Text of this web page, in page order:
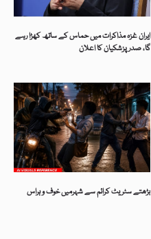
ایران غزہ مذاکرات میں حماس کے ساتھ کھڑا رہے
گا، صدر پزشکیان کا اعلان
بڑھتے سٹریٹ کرائم سے شہرمیں خوف و ہراس